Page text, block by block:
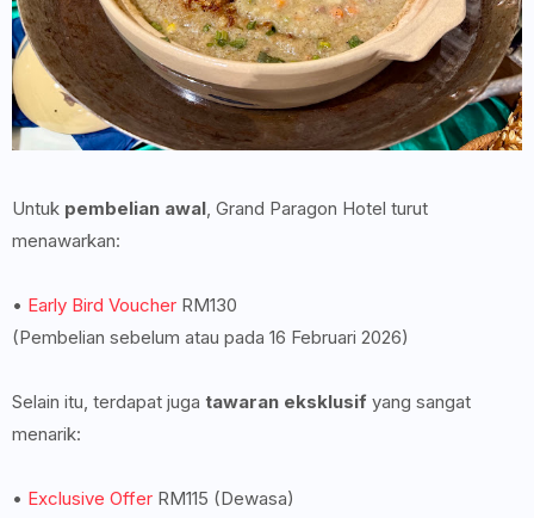
Untuk pembelian awal, Grand Paragon Hotel turut
menawarkan:
• Early Bird Voucher RM130
(Pembelian sebelum atau pada 16 Februari 2026)
Selain itu, terdapat juga tawaran eksklusif yang sangat
menarik:
• Exclusive Offer RM115 (Dewasa)